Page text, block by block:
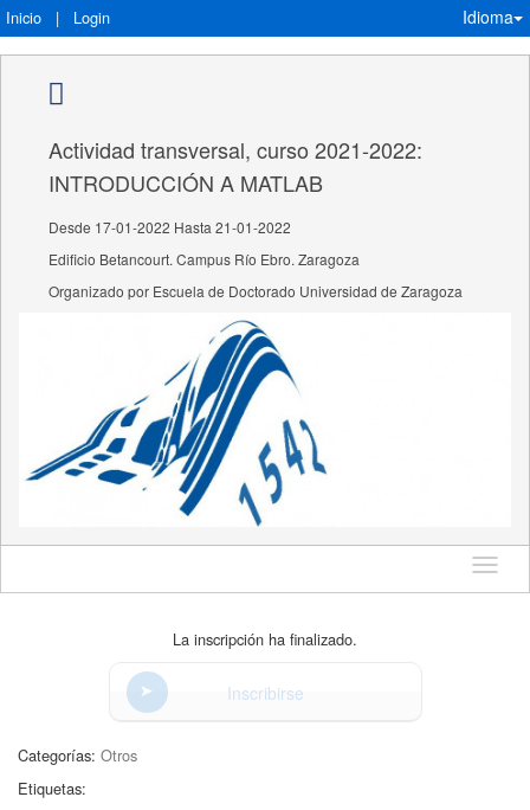
Inicio | Login Idioma
Actividad transversal, curso 2021-2022:
INTRODUCCIÓN A MATLAB
Desde 17-01-2022 Hasta 21-01-2022
Edificio Betancourt. Campus Río Ebro. Zaragoza
Organizado por Escuela de Doctorado Universidad de Zaragoza
Idioma
La inscripción ha finalizado.
Inscribirse
Categorías: Otros
Etiquetas: